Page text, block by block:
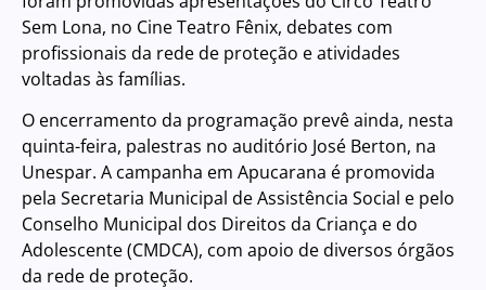
Sem Lona, no Cine Teatro Fênix, debates com
profissionais da rede de proteção e atividades
voltadas às famílias.
O encerramento da programação prevê ainda, nesta
quinta-feira, palestras no auditório José Berton, na
Unespar. A campanha em Apucarana é promovida
pela Secretaria Municipal de Assistência Social e pelo
Conselho Municipal dos Direitos da Criança e do
Adolescente (CMDCA), com apoio de diversos órgãos
da rede de proteção.